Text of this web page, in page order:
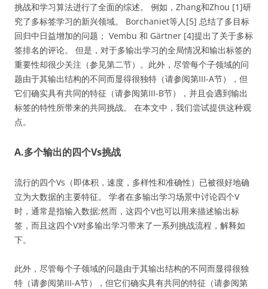
挑战和学习算法进行了全面的综述。 例如，Zhang和Zhou [1]研
究了多标签学习的新兴领域。 Borchaniet等人[5] 总结了多目标
回归中日益增加的问题； Vembu 和 Gärtner [4]提出了关于多标
签排名的评论。 但是，对于多输出学习的全局情况和输出标签的
重要性却很少关注（参见第二节）。此外，尽管每个子领域的问
题由于其输出结构的不同而显得很独特（请参阅第III-A节），但
它们确实具有共同的特征（请参阅第III-B节），并且会遇到输出
标签的特性所带来的共同挑战。 在本文中，我们尝试提供这种观
点。
A.多个输出的四个Vs挑战
流行的四个Vs（即体积，速度，多样性和准确性）已被很好地确
立为大数据的主要特征。 学者在多输出学习场景中讨论四个V
时，通常是指输入数据;然而，这四个V也可以用来描述输出标
签，而且这四个V对多输出学习带来了一系列挑战流程，解释如
下。
此外，尽管每个子领域的问题由于其输出结构的不同而显得很独
特（请参阅第III-A节），但它们确实具有共同的特征（请参阅第